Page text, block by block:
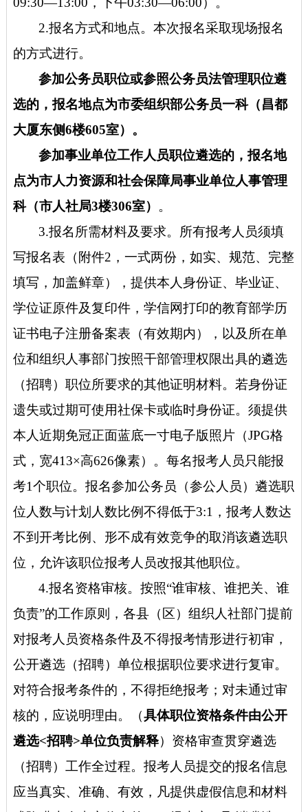
2.报名方式和地点。本次报名采取现场报名
的方式进行。
参加公务员职位或参照公务员法管理职位遴
选的，报名地点为市委组织部公务员一科（昌都
大厦东侧6楼605室）。
参加事业单位工作人员职位遴选的，报名地
点为市人力资源和社会保障局事业单位人事管理
科（市人社局3楼306室）
。
3.报名所需材料及要求。所有报考人员须填
写报名表（附件2，一式两份，如实、规范、完整
填写，加盖鲜章），提供本人身份证、毕业证、
学位证原件及复印件，学信网打印的教育部学历
证书电子注册备案表（有效期内），以及所在单
位和组织人事部门按照干部管理权限出具的遴选
（招聘）职位所要求的其他证明材料。若身份证
遗失或过期可使用社保卡或临时身份证。须提供
本人近期免冠正面蓝底一寸电子版照片（JPG格
式，宽413×高626像素）。每名报考人员只能报
考1个职位。报名参加公务员（参公人员）遴选职
位人数与计划人数比例不得低于3:1，报考人数达
不到开考比例、形不成有效竞争的取消该遴选职
位，允许该职位报考人员改报其他职位。
4.报名资格审核。按照“谁审核、谁把关、谁
负责”的工作原则，各县（区）组织人社部门提前
对报考人员资格条件及不得报考情形进行初审，
公开遴选（招聘）单位根据职位要求进行复审。
对符合报考条件的，不得拒绝报考；对未通过审
核的，应说明理由。（具体职位资格条件由公开
遴选<招聘>单位负责解释）资格审查贯穿遴选
（招聘）工作全过程。报考人员提交的报名信息
应当真实、准确、有效，凡提供虚假信息和材料